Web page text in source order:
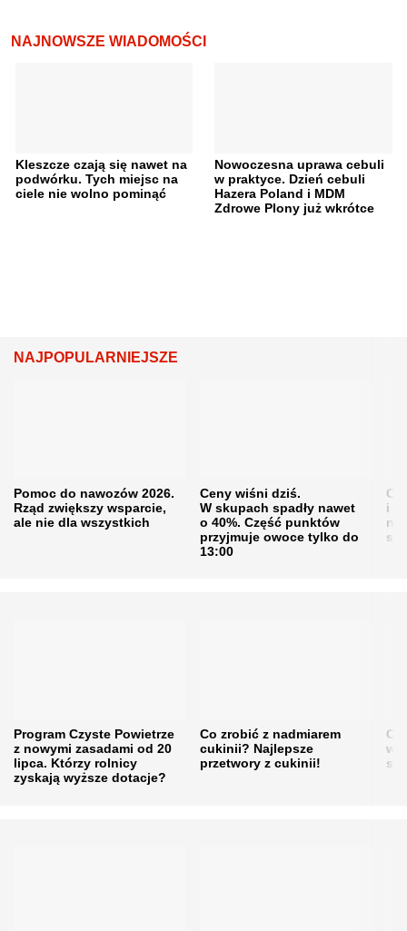
NAJNOWSZE WIADOMOŚCI
Kleszcze czają się nawet na
podwórku. Tych miejsc na
ciele nie wolno pominąć
Nowoczesna uprawa cebuli
w praktyce. Dzień cebuli
Hazera Poland i MDM
Zdrowe Plony już wkrótce
NAJPOPULARNIEJSZE
Pomoc do nawozów 2026.
Rząd zwiększy wsparcie,
ale nie dla wszystkich
Ceny wiśni dziś.
W skupach spadły nawet
o 40%. Część punktów
przyjmuje owoce tylko do
13:00
i
Program Czyste Powietrze
z nowymi zasadami od 20
lipca. Którzy rolnicy
zyskają wyższe dotacje?
Co zrobić z nadmiarem
cukinii? Najlepsze
przetwory z cukinii!
w